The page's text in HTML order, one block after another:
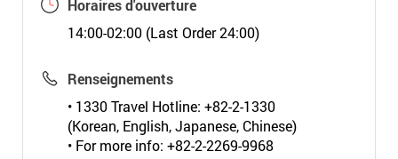
Horaires d'ouverture
14:00-02:00 (Last Order 24:00)
Renseignements
• 1330 Travel Hotline: +82-2-1330
(Korean, English, Japanese, Chinese)
• For more info: +82-2-2269-9968